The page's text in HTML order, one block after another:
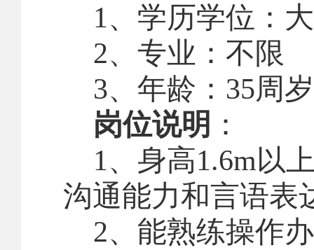
1、学历学位：
2、专业：不限
3、年龄： 35周
岗位说明 ：
1、身高1.6m以
沟通能力和言语表
2、能熟练操作